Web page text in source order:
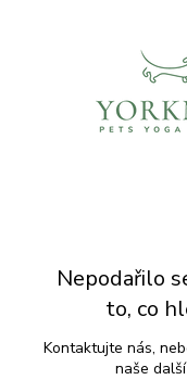
Nepodařilo
to, co
Kontaktujte nás,
naše